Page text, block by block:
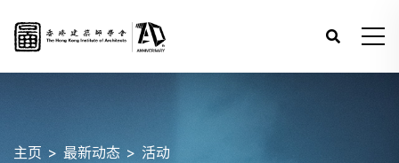
主页 最新动态 活动